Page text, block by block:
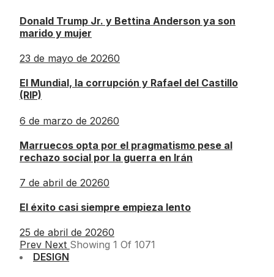
Donald Trump Jr. y Bettina Anderson ya son
marido y mujer
23 de mayo de 20260
El Mundial, la corrupción y Rafael del Castillo
(RIP)
6 de marzo de 20260
Marruecos opta por el pragmatismo pese al
rechazo social por la guerra en Irán
7 de abril de 20260
El éxito casi siempre empieza lento
25 de abril de 20260
Prev Next Showing 1 Of 1071
DESIGN